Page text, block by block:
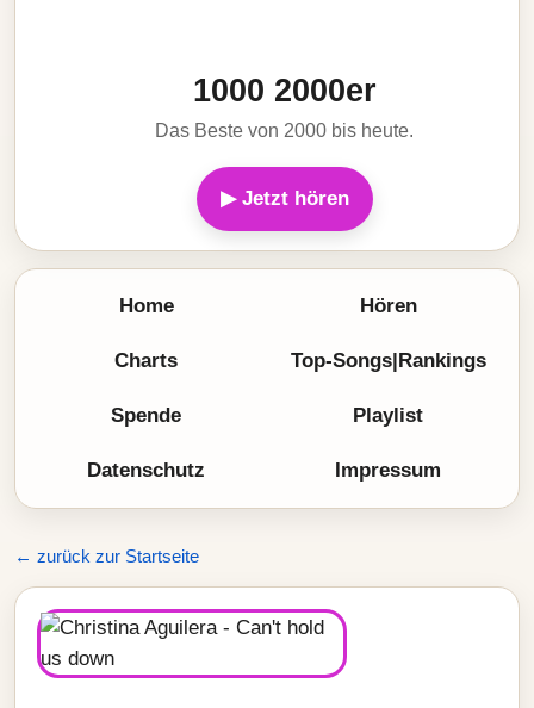
1000 2000er
Das Beste von 2000 bis heute.
▶ Jetzt hören
Home Hören
Charts Top-Songs|Rankings
Spende Playlist
Datenschutz Impressum
← zurück zur Startseite